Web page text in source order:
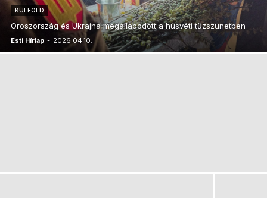
KÜLFÖLD
Oroszország és Ukrajna megállapodott a húsvéti tűzszünetben
Esti Hírlap - 2026.04.10.